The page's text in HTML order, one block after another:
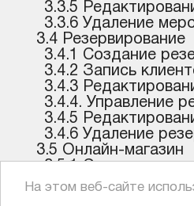
На этом веб-сайте
3.3.5
3.3.6 Удаление
3.4 Резервирование
3.4.1 Создание
3.4.2 Запись
3.4.3
3.4.4. Управление
3.4.5
3.4.6 Удаление
3.5 Онлайн-магазин
3.5.1 Структура
3.5.2
3.5.3 Добавление